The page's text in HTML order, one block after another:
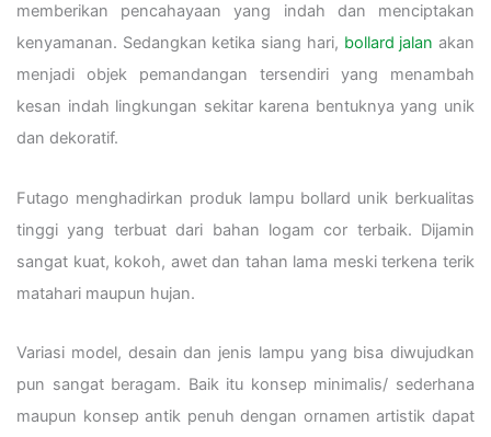
memberikan pencahayaan yang indah dan menciptakan
kenyamanan. Sedangkan ketika siang hari, bollard jalan akan
menjadi objek pemandangan tersendiri yang menambah
kesan indah lingkungan sekitar karena bentuknya yang unik
dan dekoratif.
Futago menghadirkan produk lampu bollard unik berkualitas
tinggi yang terbuat dari bahan logam cor terbaik. Dijamin
sangat kuat, kokoh, awet dan tahan lama meski terkena terik
matahari maupun hujan.
Variasi model, desain dan jenis lampu yang bisa diwujudkan
pun sangat beragam. Baik itu konsep minimalis/ sederhana
maupun konsep antik penuh dengan ornamen artistik dapat